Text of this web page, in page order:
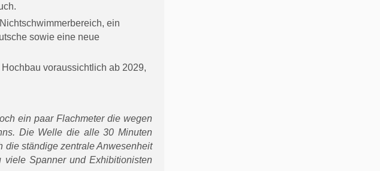
ein
sowie eine neue
voraussichtlich ab 2029,
ein paar Flachmeter die wegen
Die Welle die alle 30 Minuten
die ständige zentrale Anwesenheit
Spanner und Exhibitionisten